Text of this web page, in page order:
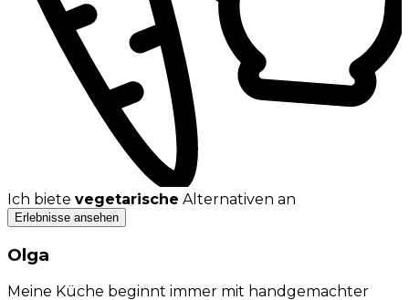
Ich biete vegetarische Alternativen an
Erlebnisse ansehen
Olga
Meine Küche beginnt immer mit handgemachter